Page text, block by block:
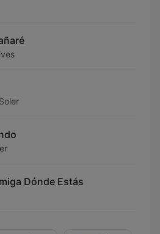
Dónde Estás